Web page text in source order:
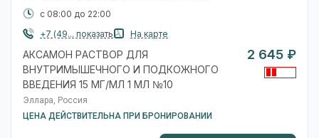
с 08:00 до 22:00
+7 (49... показать
На карте
АКСАМОН РАСТВОР ДЛЯ
ВНУТРИМЫШЕЧНОГО И ПОДКОЖНОГО
ВВЕДЕНИЯ 15 МГ/МЛ 1 МЛ №10
Эллара, Россия
ЦЕНА ДЕЙСТВИТЕЛЬНА ПРИ БРОНИРОВАНИИ
2 645 ₽